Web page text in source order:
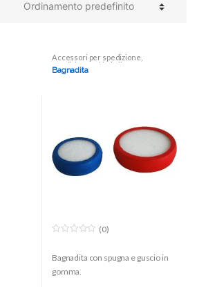
Accessori per spedizione
Spedizione ed imballo
Bagnadita
u
o
(0)
Bagnadita con spugna e guscio in
gomma.